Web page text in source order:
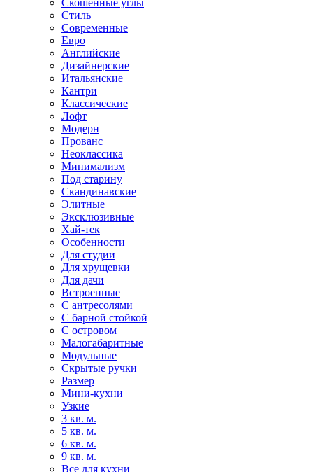
Скошенные углы
Стиль
Современные
Евро
Английские
Дизайнерские
Итальянские
Кантри
Классические
Лофт
Модерн
Прованс
Неоклассика
Минимализм
Под старину
Скандинавские
Элитные
Эксклюзивные
Хай-тек
Особенности
Для студии
Для хрущевки
Для дачи
Встроенные
С антресолями
С барной стойкой
С островом
Малогабаритные
Модульные
Скрытые ручки
Размер
Мини-кухни
Узкие
3 кв. м.
5 кв. м.
6 кв. м.
9 кв. м.
Все для кухни